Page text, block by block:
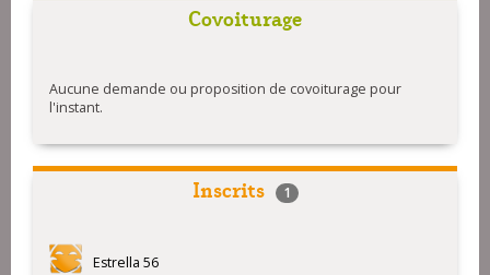
Covoiturage
Aucune demande ou proposition de covoiturage pour
l'instant.
Inscrits 1
Estrella 56